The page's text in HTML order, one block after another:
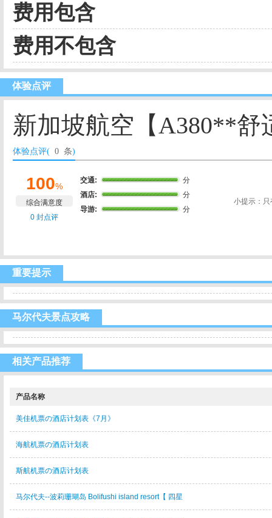
费用包含
费用不包含
体验点评
新加坡航空【A380**舒
体验点评( 0 条)
100%
综合满意度
0 封点评
交通:
分
酒店:
分
导游:
分
小提示：
重要提示
马尔代夫景点攻略
相关产品推荐
产品名称
美佳机票の酒店计划表《7月》
海航机票の酒店计划表
斯航机票の酒店计划表
马尔代夫--波莉珊瑚岛 Bolifushi island resort【 四星